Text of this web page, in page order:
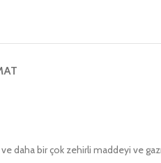
bir çok zehirli maddeyi ve gazı